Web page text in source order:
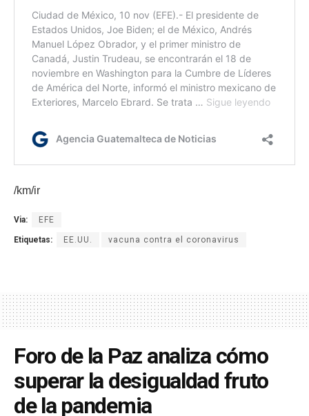
/km/ir
Via: EFE
Etiquetas: EE.UU. vacuna contra el coronavirus
Foro de la Paz analiza cómo
superar la desigualdad fruto
de la pandemia